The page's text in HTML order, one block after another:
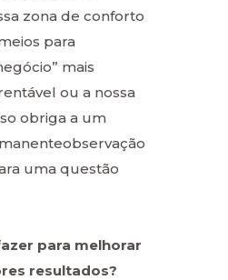
zona de conforto
para
mais
ou a nossa
obriga a um
uma questão
para melhorar
resultados?